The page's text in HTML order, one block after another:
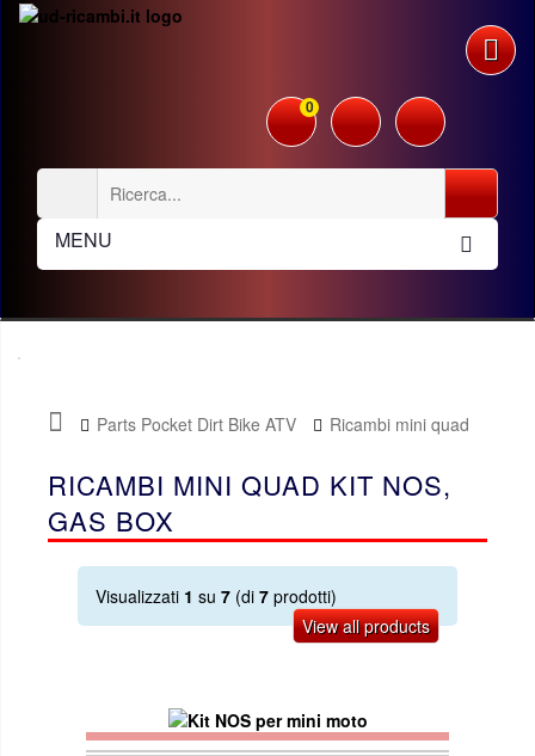
0
MENU
Parts Pocket Dirt Bike ATV
Ricambi mini quad
Kit NOS, Gas Box
RICAMBI MINI QUAD KIT NOS,
GAS BOX
Visualizzati 1 su 7 (di 7 prodotti)
View all products